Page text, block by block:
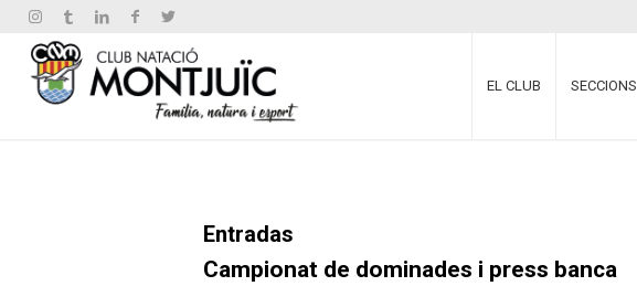
EL CLUB SECCIONS
Entradas
Campionat de dominades i press banca